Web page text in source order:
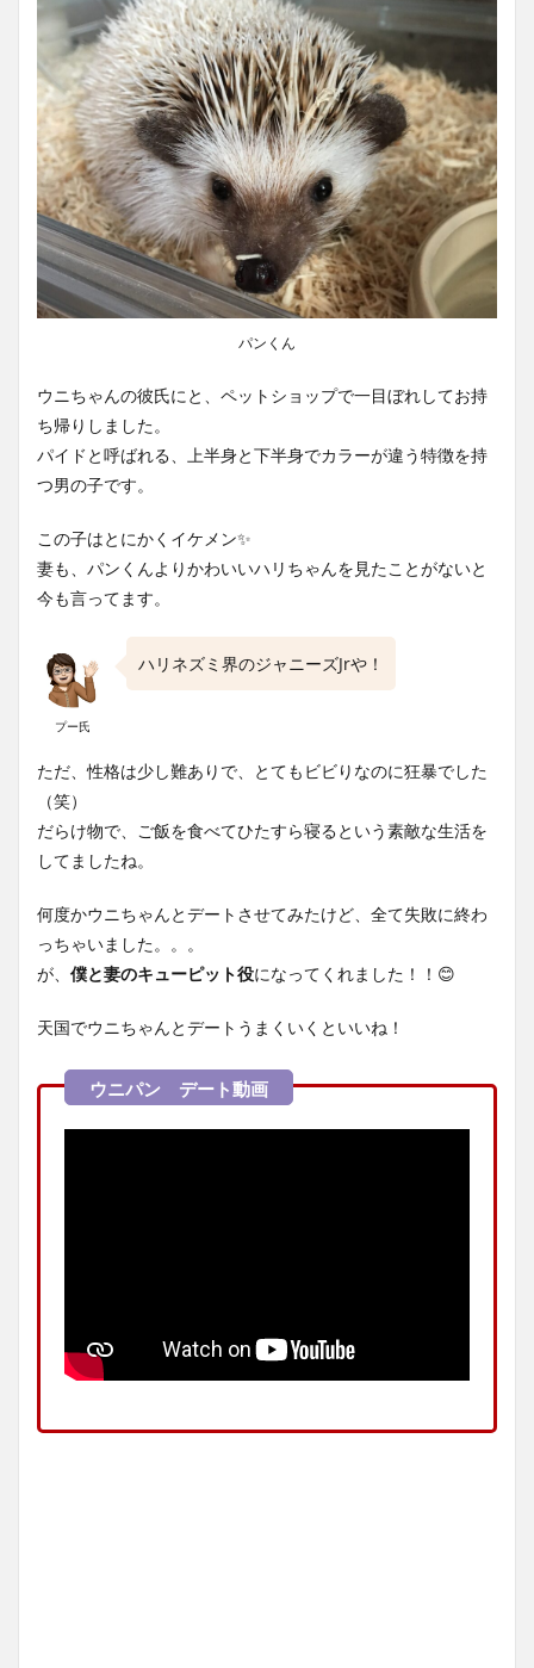
パンくん
ウニちゃんの彼氏にと、ペットショップで一目ぼれしてお持
ち帰りしました。
パイドと呼ばれる、上半身と下半身でカラーが違う特徴を持
つ男の子です。
この子はとにかくイケメン✨
妻も、パンくんよりかわいいハリちゃんを見たことがないと
今も言ってます。
プー氏
ハリネズミ界のジャニーズJrや！
ただ、性格は少し難ありで、とてもビビりなのに狂暴でした
（笑）
だらけ物で、ご飯を食べてひたすら寝るという素敵な生活を
してましたね。
何度かウニちゃんとデートさせてみたけど、全て失敗に終わ
っちゃいました。。。
が、 僕と妻のキューピット役になってくれました！！😊
天国でウニちゃんとデートうまくいくといいね！